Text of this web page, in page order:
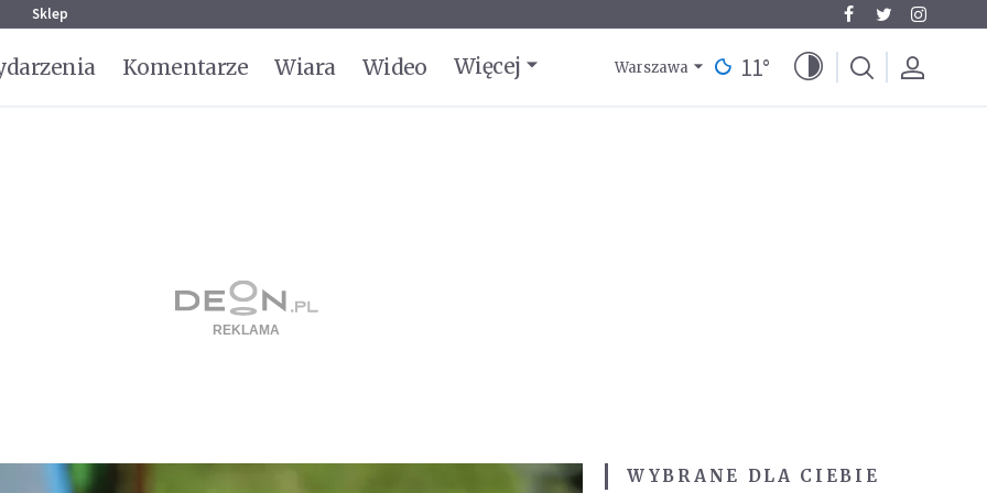
Sklep
Komentarze Wiara Wideo Więcej Warszawa 11°
WYBRANE DLA CIEBIE